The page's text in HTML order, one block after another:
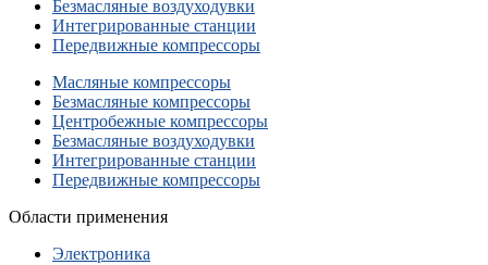
Безмасляные воздуходувки
Интегрированные станции
Передвижные компрессоры
Масляные компрессоры
Безмасляные компрессоры
Центробежные компрессоры
Безмасляные воздуходувки
Интегрированные станции
Передвижные компрессоры
Области применения
Электроника